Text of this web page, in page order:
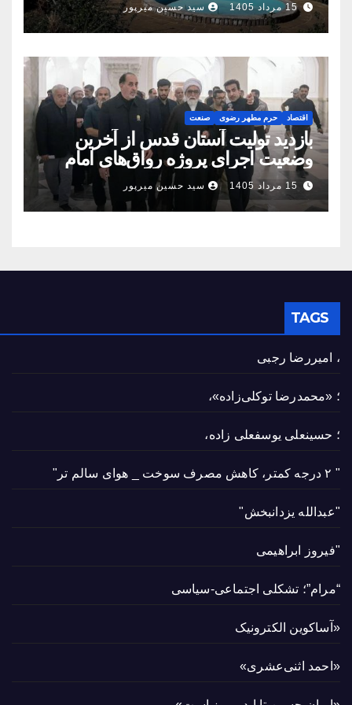
15 مرداد 1405 سید حسین میرپور
اقتصاد حرم مطهر رضوی صنعت
بازدید تولیت آستان قدس از آخرین
وضعیت اجرای پروژه رواق‌های امام
حسین(ع) و امیرالمؤمنین(ع)
15 مرداد 1405 سید حسین میرپور
TAGS
، امیررضا رجبی
؛ «محمدرضا توکلی‌زاده»،
؛ حسینعلی یوسفعلی زاده،
" ۲ درجه کمتر، کاهش مصرف سوخت _ هوای سالم تر"
"عبدالله یزدانبخش"
"فیروز ابراهیمی
“مرام”؛ تشکلی اجتماعی-سیاسی
«آساکوین الکترونیک
«احمد اثنی‌عشری»